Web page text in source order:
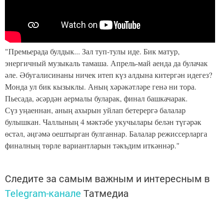
"Премьерада булдык... Зал туп-тулы иде. Бик матур,
энергичный музыкаль тамаша. Апрель-май аенда да булачак
әле. Әбугалисинаны ничек итеп күз алдына китергән идегез?
Монда ул бик кызыклы. Аның хәрәкәтләре генә ни тора.
Пьесада, әсәрдән аермалы буларак, финал башкачарак.
Сүз уңаеннан, аның ахырын уйлап бетерергә балалар
булышкан. Чаллының 4 мәктәбе укучылары белән түгәрәк
өстәл, әңгәмә оештырган булганнар. Балалар режиссерларга
финалның төрле вариантларын тәкъдим иткәннәр."
Следите за самым важным и интересным в
Telegram-канале Татмедиа